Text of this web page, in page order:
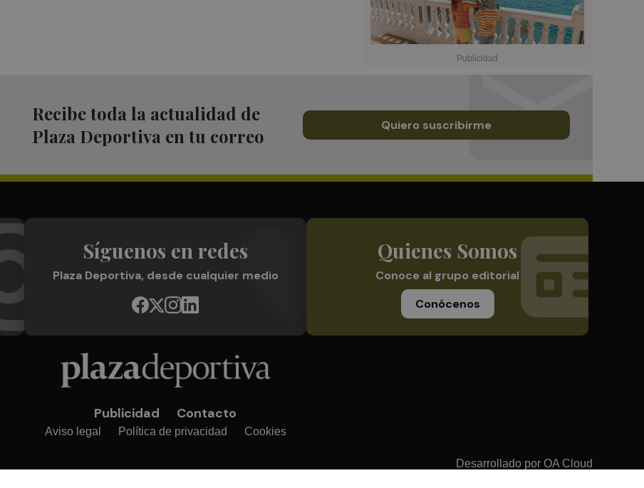
Recibe toda la actualidad de
Plaza Deportiva en tu correo
Quiero suscribirme
Síguenos en redes
Plaza Deportiva, desde cualquier medio
Quienes Somos
Conoce al grupo editorial
Conócenos
Publicidad Contacto
Aviso legal Política de privacidad Cookies
Desarrollado por OA Cloud